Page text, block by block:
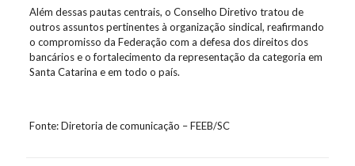
Além dessas pautas centrais, o Conselho Diretivo tratou de
outros assuntos pertinentes à organização sindical, reafirmando
o compromisso da Federação com a defesa dos direitos dos
bancários e o fortalecimento da representação da categoria em
Santa Catarina e em todo o país.
Fonte: Diretoria de comunicação – FEEB/SC